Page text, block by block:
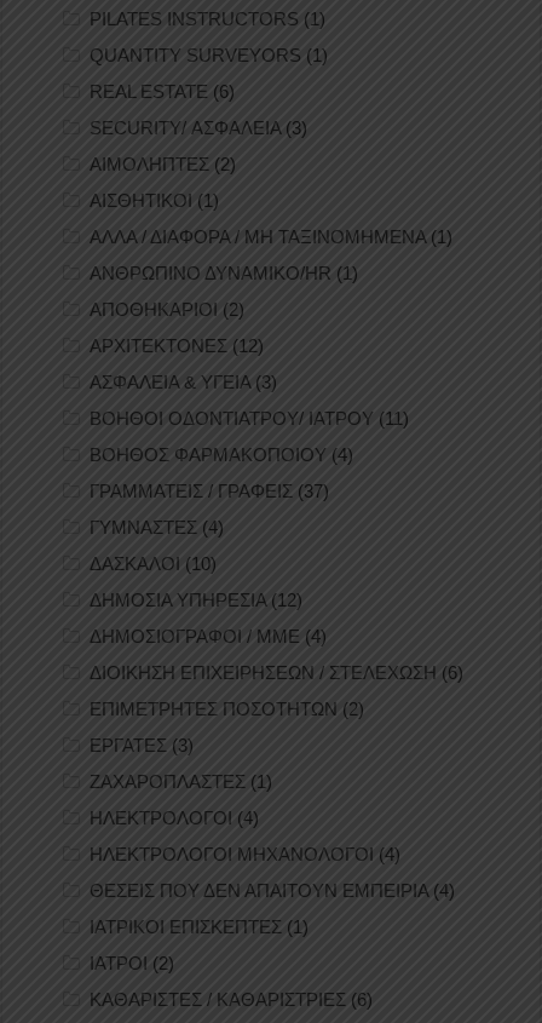
PILATES INSTRUCTORS (1)
QUANTITY SURVEYORS (1)
REAL ESTATE (6)
SECURITY/ ΑΣΦΑΛΕΙΑ(3)
ΑΙΜΟΛΗΠΤΕΣ (2)
ΑΙΣΘΗΤΙΚΟΙ (1)
ΑΛΛΑ / ΔΙΑΦΟΡΑ / ΜΗ ΤΑΞΙΝΟΜΗΜΕΝΑ(1)
ΑΝΘΡΩΠΙΝΟ ΔΥΝΑΜΙΚΟ/HR (1)
ΑΠΟΘΗΚΑΡΙΟΙ (2)
ΑΡΧΙΤΕΚΤΟΝΕΣ (12)
ΑΣΦΑΛΕΙΑ & ΥΓΕΙΑ(3)
ΒΟΗΘΟΙ ΟΔΟΝΤΙΑΤΡΟΥ/ ΙΑΤΡΟΥ (11)
ΒΟΗΘΟΣ ΦΑΡΜΑΚΟΠΟΙΟΥ (4)
ΓΡΑΜΜΑΤΕΙΣ / ΓΡΑΦΕΙΣ (37)
ΓΥΜΝΑΣΤΕΣ (4)
ΔΑΣΚΑΛΟΙ (10)
ΔΗΜΟΣΙΑ ΥΠΗΡΕΣΙΑ (12)
ΔΗΜΟΣΙΟΓΡΑΦΟΙ / ΜΜΕ (4)
ΔΙΟΙΚΗΣΗ ΕΠΙΧΕΙΡΗΣΕΩΝ / ΣΤΕΛΕΧΩΣΗ (6)
ΕΠΙΜΕΤΡΗΤΕΣ ΠΟΣΟΤΗΤΩΝ (2)
ΕΡΓΑΤΕΣ (3)
ΖΑΧΑΡΟΠΛΑΣΤΕΣ (1)
ΗΛΕΚΤΡΟΛΟΓΟΙ (4)
ΗΛΕΚΤΡΟΛΟΓΟΙ ΜΗΧΑΝΟΛΟΓΟΙ (4)
ΘΕΣΕΙΣ ΠΟΥ ΔΕΝ ΑΠΑΙΤΟΥΝ ΕΜΠΕΙΡΙΑ(4)
ΙΑΤΡΙΚΟΙ ΕΠΙΣΚΕΠΤΕΣ (1)
ΙΑΤΡΟΙ (2)
ΚΑΘΑΡΙΣΤΕΣ / ΚΑΘΑΡΙΣΤΡΙΕΣ (6)